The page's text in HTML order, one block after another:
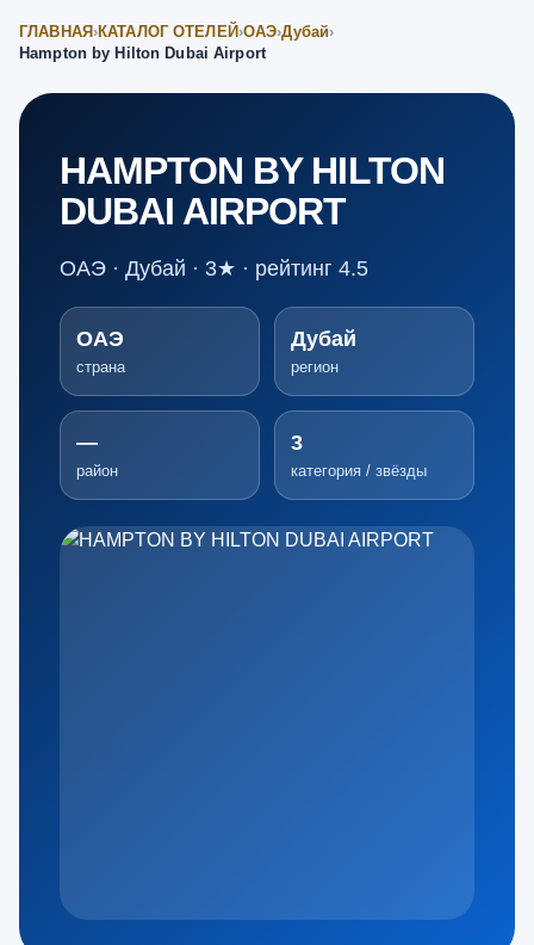
ГЛАВНАЯ ›КАТАЛОГ ОТЕЛЕЙ ›ОАЭ›Дубай›
Hampton by Hilton Dubai Airport
HAMPTON BY HILTON
DUBAI AIRPORT
ОАЭ · Дубай · 3★ · рейтинг 4.5
ОАЭ
страна
Дубай
регион
—
район
3
категория / звёзды